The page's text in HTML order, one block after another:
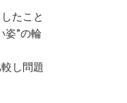
たこと
姿”の輪
し問題